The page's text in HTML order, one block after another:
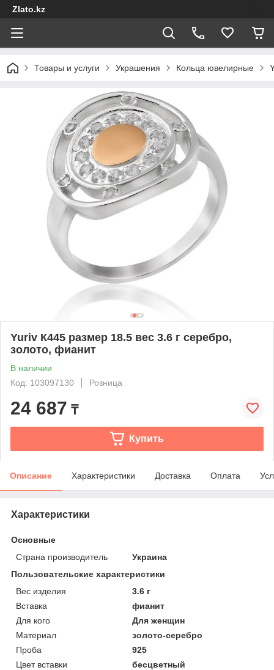
Zlato.kz
Товары и услуги Украшения Кольца ювелирные
Yuriv К445 размер 18.5 вес 3.6 г серебро,
золото, фианит
В наличии
Код: 103097130
Розница
24 687 ₸
Купить
Описание Характеристики Доставка Оплата
Характеристики
Основные
Страна производитель
Украина
Пользовательские характеристики
Вес изделия
3.6 г
Вставка
фианит
Для кого
Для женщин
Материал
золото-серебро
Проба
925
Цвет вставки
бесцветный